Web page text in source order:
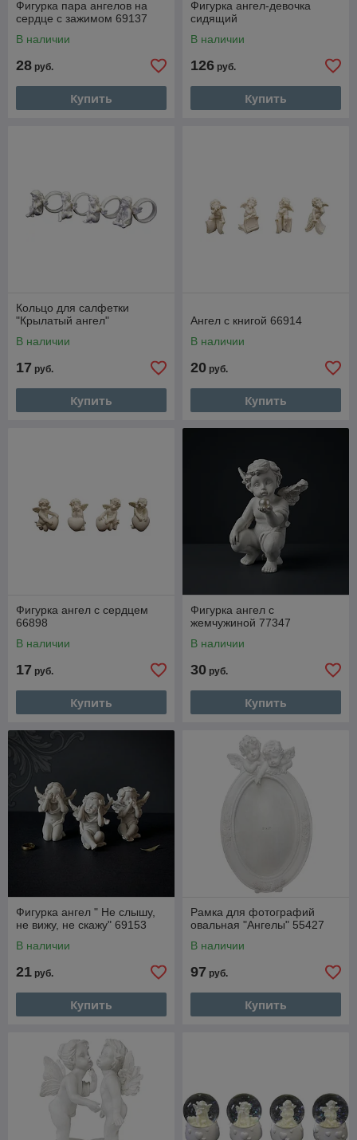
Фигурка пара ангелов на
сердце с зажимом 69137
В наличии
28 руб.
Купить
Фигурка ангел-девочка
сидящий
В наличии
126 руб.
Купить
Кольцо для салфетки
"Крылатый ангел"
В наличии
17 руб.
Купить
Ангел с книгой 66914
В наличии
20 руб.
Купить
Фигурка ангел с сердцем
66898
В наличии
17 руб.
Купить
Фигурка ангел с
жемчужиной 77347
В наличии
30 руб.
Купить
Фигурка ангел " Не слышу,
не вижу, не скажу" 69153
В наличии
21 руб.
Купить
Рамка для фотографий
овальная "Ангелы" 55427
В наличии
97 руб.
Купить